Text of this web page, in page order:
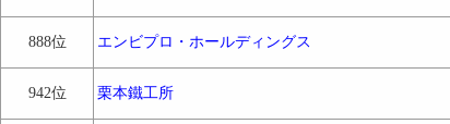
888位 エンビプロ・ホールディングス
942位 栗本鐵工所